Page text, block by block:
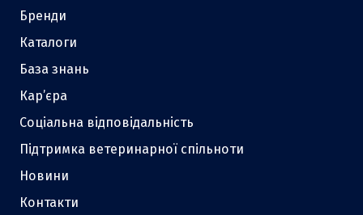
Бренди
Каталоги
База знань
Кар’єра
Соціальна відповідальність
Підтримка ветеринарної спільноти
Новини
Контакти